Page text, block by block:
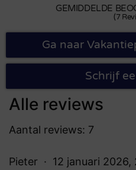
GEMIDDELDE
(7
Ga naar
Schrijf
Alle reviews
Aantal reviews: 7
Pieter 12 januari 2026,